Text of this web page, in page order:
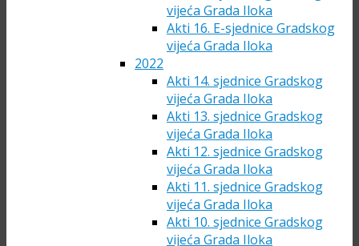
vijeća Grada Iloka
Akti 16. E-sjednice Gradskog
vijeća Grada Iloka
2022
Akti 14. sjednice Gradskog
vijeća Grada Iloka
Akti 13. sjednice Gradskog
vijeća Grada Iloka
Akti 12. sjednice Gradskog
vijeća Grada Iloka
Akti 11. sjednice Gradskog
vijeća Grada Iloka
Akti 10. sjednice Gradskog
vijeća Grada Iloka